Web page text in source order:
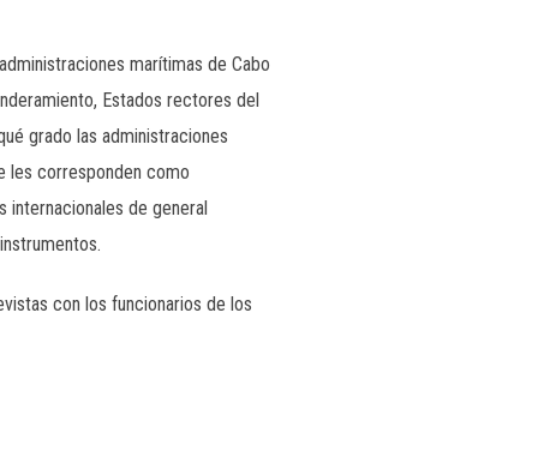
marítimas de Cabo
Estados rectores del
grado las administraciones
les corresponden como
internacionales de general
con los funcionarios de los